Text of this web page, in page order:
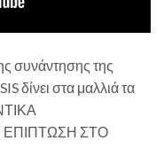
συνάντησης της
δίνει στα μαλλιά τα
ΣΤΟ